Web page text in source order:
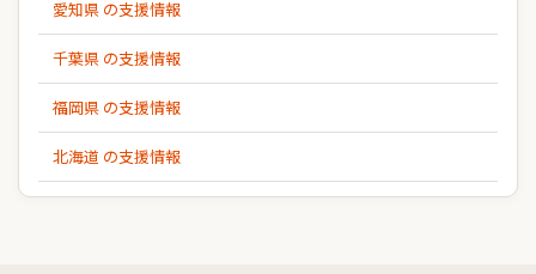
愛知県 の支援情報
千葉県 の支援情報
福岡県 の支援情報
北海道 の支援情報